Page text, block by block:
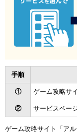
手順
① ゲーム攻略サ
② サービスペー
ゲーム攻略サイト「ア